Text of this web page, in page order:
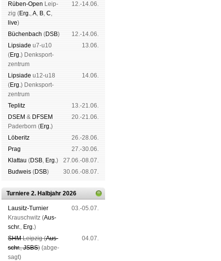
Rüben-Open Leip­
zig (Erg.,A, B, C,
live)
12.-14.06.
Büchen­bach (DSB)
12.-14.06.
Lipsiade u7-u10
(Erg.) Denk­sport­
zen­trum
13.06.
Lipsiade u12-u18
(Erg.) Denk­sport­
zen­trum
14.06.
Tep­litz
13.-21.06.
DSEM & DFSEM
Pader­born (Erg.)
20.-21.06.
Lö­be­ritz
26.-28.06.
Prag
27.-30.06.
Klat­tau (DSB, Erg.)
27.06.-08.07.
Bud­weis (DSB) 30.06.-08.07.
Turniere 2. Halbjahr 2026
Lau­sitz-Tur­nier
Krausch­witz (Aus­
schr., Erg.)
03.-05.07.
SHMLeip­zig (Aus­
schr.,JSBS) (ab­ge­
sagt)
04.07.